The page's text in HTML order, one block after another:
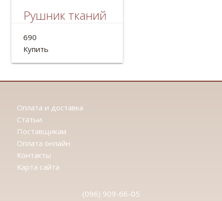
Рушник тканий
Рушник тканый льняной
Длина: 2м
690
Купить
Оплата и доставка
Статьи
Поставщикам
Оплата онлайн
Контакты
Карта сайта
(096) 909-66-05